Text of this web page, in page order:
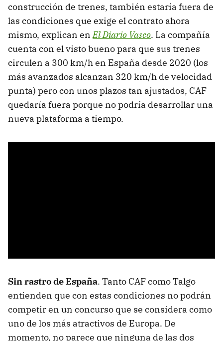
construcción de trenes, también estaría fuera de
las condiciones que exige el contrato ahora
mismo, explican enEl Diario Vasco. La compañía
cuenta con el visto bueno para que sus trenes
circulen a 300 km/h en España desde 2020 (los
más avanzados alcanzan 320 km/h de velocidad
punta) pero con unos plazos tan ajustados, CAF
quedaría fuera porque no podría desarrollar una
nueva plataforma a tiempo.
Sin rastro de España. Tanto CAF como Talgo
entienden que con estas condiciones no podrán
competir en un concurso que se considera como
uno de los más atractivos de Europa. De
momento, no parece que ninguna de las dos